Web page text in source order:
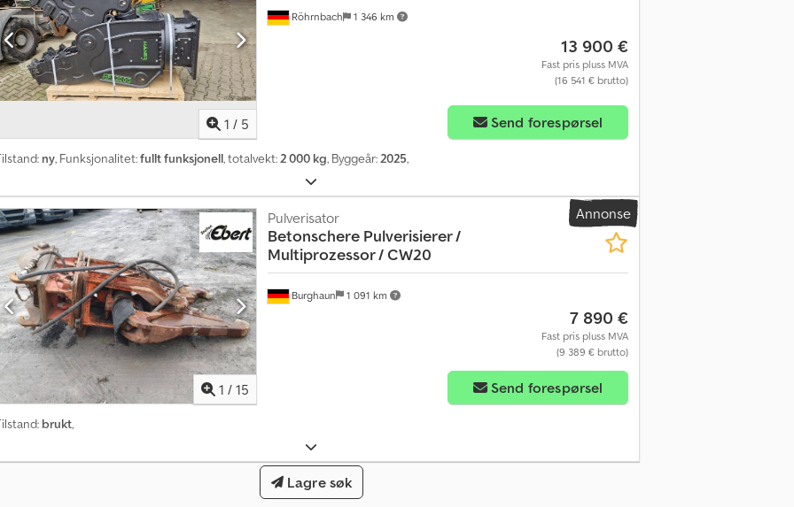
1 / 5
Röhrnbach 1 346 km
13 900 €
Fast pris pluss MVA
(16 541 € brutto)
Send forespørsel
ny, Funksjonalitet:fullt funksjonell, totalvekt:2 000 kg, Byggeår:2025,
Annonse
1 / 15
Burghaun 1 091 km
Pulverisator
Betonschere Pulverisierer /
Multiprozessor / CW20
7 890 €
Fast pris pluss MVA
(9 389 € brutto)
Send forespørsel
brukt,
Lagre søk
M
å
n
e
r
1
4